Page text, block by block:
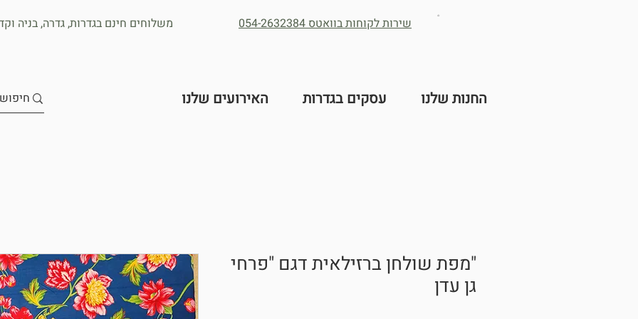
משלוחים חינם בגדרות, גדרה, בניה שירות לקוחות בוואטס 054-2632384
החנות שלנו עסקים בגדרות האירועים שלנו
"מפת שולחן ברזילאית דגם "פרחי
גן עדן